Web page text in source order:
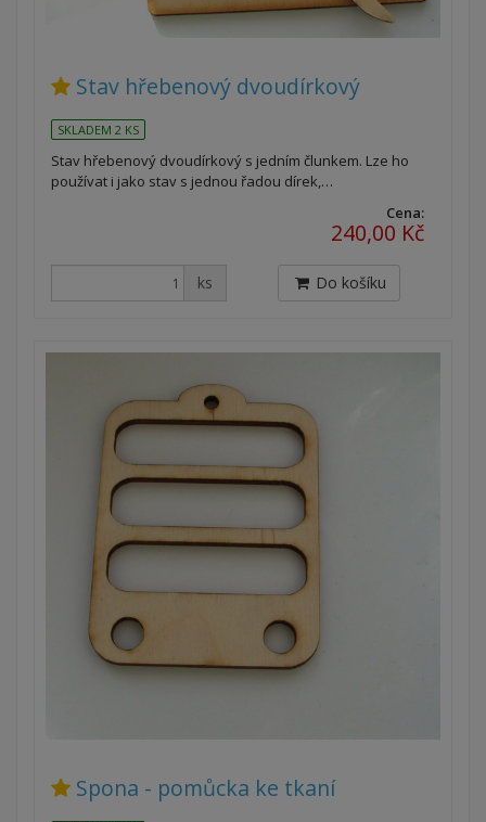
Stav hřebenový dvoudírkový
SKLADEM 2 KS
Stav hřebenový dvoudírkový s jedním člunkem. Lze ho
používat i jako stav s jednou řadou dírek,…
Cena:
240,00 Kč
ks Do košíku
Spona - pomůcka ke tkaní